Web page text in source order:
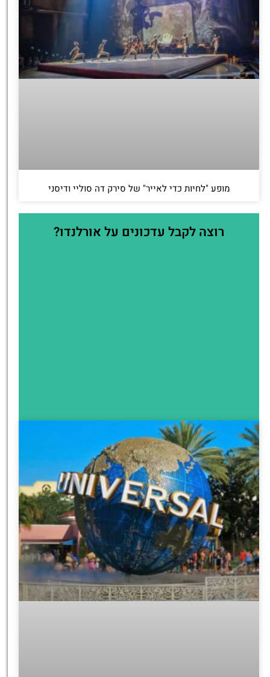
מופע "לחיות כדי לאייר" של סירק דה סוליי ודיסני
רוצה לקבל עדכונים על אורלנדו?